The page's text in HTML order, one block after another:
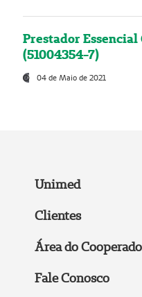
Prestador Essencial
(51004354-7)
04 de Maio de 2021
Unimed
Clientes
Área do Cooperado
Fale Conosco